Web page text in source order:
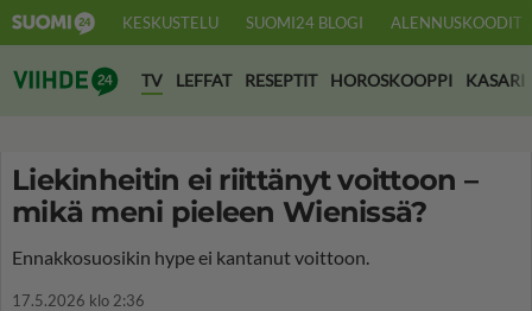
KESKUSTELU SUOMI24 BLOGI ALENNUSKOODIT
Suomi24 Viihde
TV LEFFAT RESEPTIT HOROSKOOPPI KASARI
Liekinheitin ei riittänyt voittoon –
mikä meni pieleen Wienissä?
Ennakkosuosikin hype ei kantanut voittoon.
17.5.2026 klo 2:36